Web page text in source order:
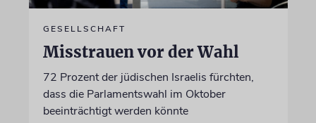
GESELLSCHAFT
Misstrauen vor der Wahl
72 Prozent der jüdischen Israelis fürchten,
dass die Parlamentswahl im Oktober
beeinträchtigt werden könnte